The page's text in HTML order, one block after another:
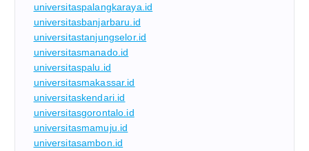
universitaspalangkaraya.id
universitasbanjarbaru.id
universitastanjungselor.id
universitasmanado.id
universitaspalu.id
universitasmakassar.id
universitaskendari.id
universitasgorontalo.id
universitasmamuju.id
universitasambon.id